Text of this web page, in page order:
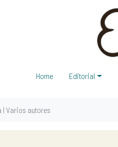
Home Editorial
| Varios autores